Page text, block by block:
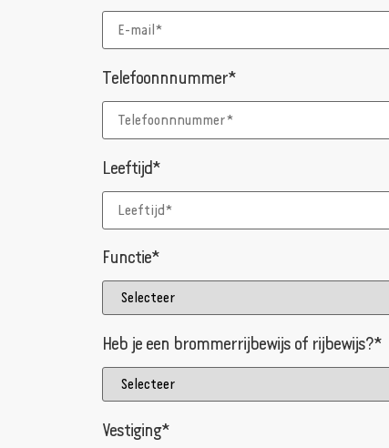
Telefoonnnummer*
Leeftijd*
Functie*
Heb je een brommerrijbewijs of rijbewijs?*
Vestiging*